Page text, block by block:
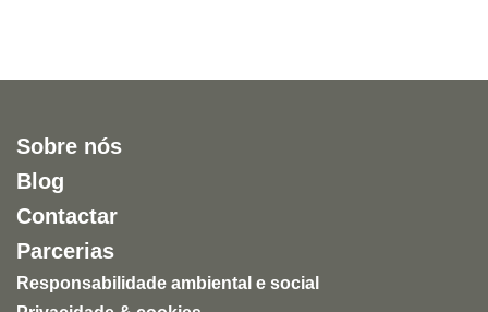
Sobre nós
Blog
Contactar
Parcerias
Responsabilidade ambiental e social